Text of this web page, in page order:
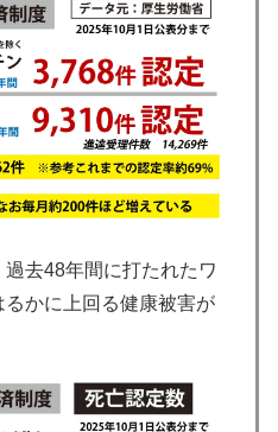
去48年間に打たれたワ
かに上回る健康被害が